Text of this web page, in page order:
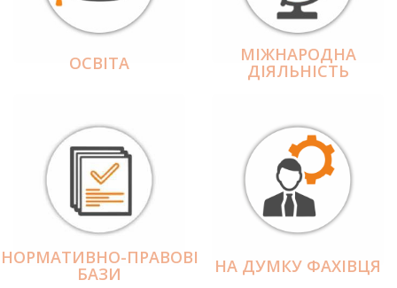
ОСВІТА МІЖНАРОДНА
ДІЯЛЬНІCТЬ
НОРМАТИВНО-ПРАВОВІ
БАЗИ НА ДУМКУ ФАХІВЦЯ